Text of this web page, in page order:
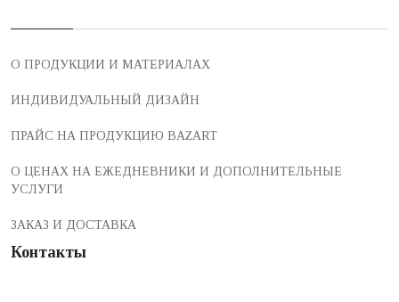
О ПРОДУКЦИИ И МАТЕРИАЛАХ
ИНДИВИДУАЛЬНЫЙ ДИЗАЙН
ПРАЙС НА ПРОДУКЦИЮ BAZART
О ЦЕНАХ НА ЕЖЕДНЕВНИКИ И ДОПОЛНИТЕЛЬНЫЕ
УСЛУГИ
ЗАКАЗ И ДОСТАВКА
Контакты